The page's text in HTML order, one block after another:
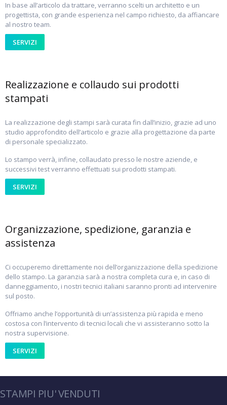
In base all’articolo da trattare, verranno scelti un architetto e un
progettista, con grande esperienza nel campo richiesto, da affiancare
al nostro team.
SERVIZI
Realizzazione e collaudo sui prodotti
stampati
La realizzazione degli stampi sarà curata fin dall’inizio, grazie ad uno
studio approfondito dell’articolo e grazie alla progettazione da parte
di personale specializzato.
Lo stampo verrà, infine, collaudato presso le nostre aziende, e
successivi test verranno effettuati sui prodotti stampati.
SERVIZI
Organizzazione, spedizione, garanzia e
assistenza
Ci occuperemo direttamente noi dell’organizzazione della spedizione
dello stampo. La garanzia sarà a nostra completa cura e, in caso di
danneggiamento, i nostri tecnici italiani saranno pronti ad intervenire
sul posto.
Offriamo anche l’opportunità di un’assistenza più rapida e meno
costosa con l’intervento di tecnici locali che vi assisteranno sotto la
nostra supervisione.
SERVIZI
STAMPI PIU' VENDUTI